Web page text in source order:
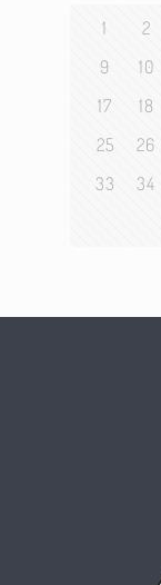
1 2
9
10
17
18
25
26
33
34